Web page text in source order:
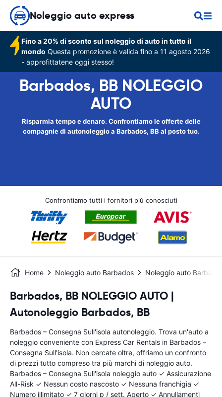
Noleggio auto express
Fino a 20% di sconto sul noleggio di auto in tutto il
mondo Questa promozione è valida fino a 11 agosto 2026
- approfittatene oggi stesso!
Barbados, BB NOLEGGIO
AUTO
Risparmia tempo e denaro. Confrontiamo le offerte delle
compagnie di autonoleggio a Barbados, BB al posto tuo.
Confrontiamo tutti i fornitori più conosciuti
Home Noleggio auto Barbados Noleggio auto
Barbados, BB NOLEGGIO AUTO |
Autonoleggio Barbados, BB
Barbados – Consegna Sull'isola autonoleggio. Trova un'auto a
noleggio conveniente con Express Car Rentals in Barbados –
Consegna Sull'isola. Non cercate oltre, offriamo un confronto
di prezzi tutto compreso tra più marchi di noleggio auto.
Barbados – Consegna Sull'isola noleggio auto ✓ Assicurazione
All-Risk ✓ Nessun costo nascosto ✓ Nessuna franchigia ✓
Numero illimitato ✓ 7 giorni p / sett. Aperto ✓ Annullamenti